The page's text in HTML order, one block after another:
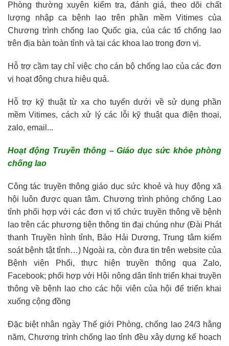
Phòng thường xuyên kiểm tra, đánh giá, theo dõi chất
lượng nhập ca bệnh lao trên phần mềm Vitimes của
Chương trình chống lao Quốc gia, của các tổ chống lao
trên địa bàn toàn tỉnh và tại các khoa lao trong đơn vị.
Hỗ trợ cầm tay chỉ việc cho cán bộ chống lao của các đơn
vị hoạt động chưa hiệu quả.
Hỗ trợ kỹ thuật từ xa cho tuyến dưới về sử dụng phần
mềm Vitimes, cách xử lý các lỗi kỹ thuật qua điện thoại,
zalo, email...
Hoạt độngTruyền thông – Giáo dục sức khỏe phòng
chống lao
Công tác truyền thông giáo dục sức khoẻ và huy động xã
hội luôn được quan tâm. Chương trình phòng chống Lao
tỉnh phối hợp với các đơn vị tổ chức truyền thông về bệnh
lao trên các phương tiện thông tin đại chúng như (Đài Phát
thanh Truyền hình tỉnh, Báo Hải Dương, Trung tâm kiểm
soát bệnh tật tỉnh…) Ngoài ra, còn đưa tin trên website của
Bệnh viện Phổi, thực hiện truyền thông qua Zalo,
Facebook; phối hợp với Hội nông dân tỉnh triển khai truyền
thông về bệnh lao cho các hội viên của hội để triển khai
xuống cộng đồng
Đặc biệt nhân ngày Thế giới Phòng, chống lao 24/3 hằng
năm, Chương trình chống lao tỉnh đều xây dựng kế hoạch